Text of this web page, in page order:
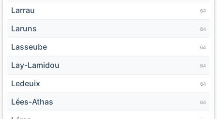
Larrau 64
Laruns 64
Lasseube 64
Lay-Lamidou 64
Ledeuix 64
Lées-Athas 64